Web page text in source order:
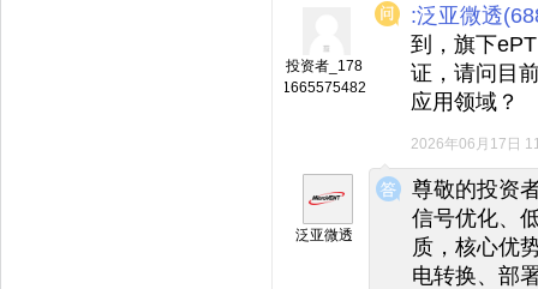
投资者_178
1665575482
:泛亚微透
到，旗下
证，请问目
应用领域？
2026年06月17日
◆
◆
泛亚微透
尊敬的投资
信号优化、
质，核心优
电转换、部